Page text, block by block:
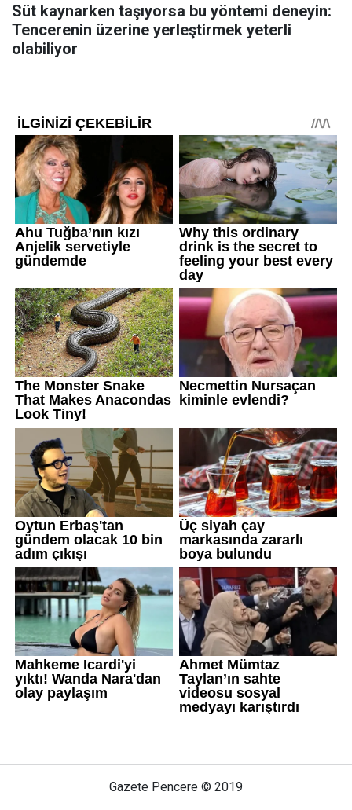
Süt kaynarken taşıyorsa bu yöntemi deneyin:
Tencerenin üzerine yerleştirmek yeterli
olabiliyor
Gazete Pencere © 2019